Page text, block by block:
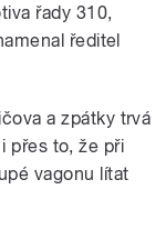
řady 310,
ředitel
a zpátky trvá
přes to, že při
vagonu lítat